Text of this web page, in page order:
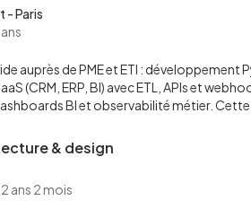
- Paris
auprès de PME et ETI :
(CRM, ERP, BI) avec ETL, APIs et
BI et observabilité métier.
& design
ans 2 mois